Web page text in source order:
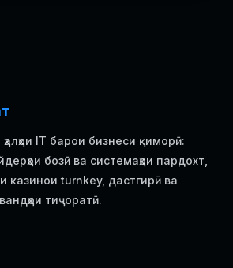
IT барои бизнеси қиморӣ:
бозӣ ва системаҳои пардохт,
казинои turnkey, дастгирӣ ва
тиҷоратӣ.